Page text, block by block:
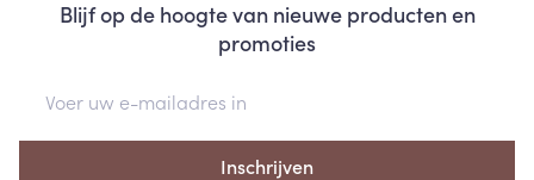
Blijf op de hoogte van nieuwe producten en
promoties
Inschrijven